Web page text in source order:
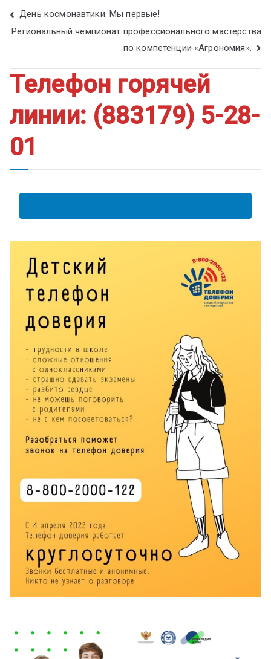
День космонавтики. Мы первые!
Региональный чемпионат профессионального мастерства
по компетенции «Агрономия».
Телефон горячей
линии: (883179) 5-28-
01